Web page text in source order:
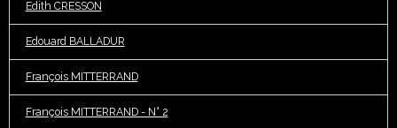
Edith CRESSON
Edouard BALLADUR
François MITTERRAND
François MITTERRAND - N° 2